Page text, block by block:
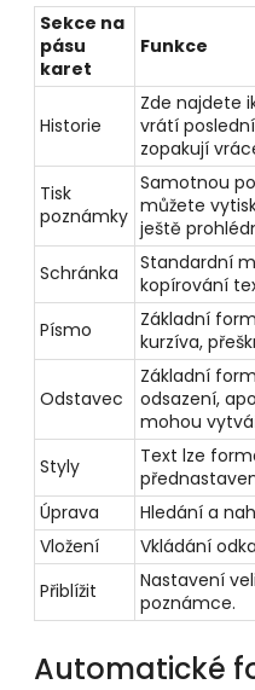
Sekce na
pásu
karet
Funkce
Historie
Zde najdete
vrátí
zopakují
Tisk
poznámky
Samotnou
můžete
ještě
Schránka
Standardní
kopírování
Písmo
Základní
kurzíva,
Odstavec
Základní
odsazení,
mohou
Styly
Text lze
Úprava
Hledání a
Vložení
Vkládání
Přiblížit
Nastavení
poznámce.
Automatické